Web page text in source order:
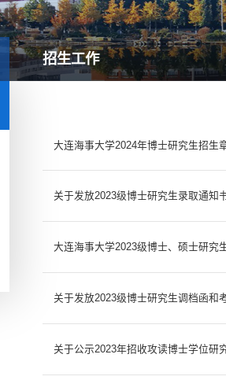
招生工作
大连海事大学2024年博士研究生招生
关于发放2023级博士研究生录取通知
大连海事大学2023级博士、硕士研究
关于发放2023级博士研究生调档函和
关于公示2023年招收攻读博士学位研